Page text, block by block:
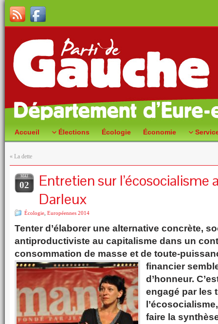
Accueil Élections Écologie Économie
« La dette
MAI
02
Entretien sur l’écosocialisme
Darleux
Écologie Européennes 2014
Tenter d’élaborer une alternative concrète,
antiproductiviste au capitalisme dans un
consommation de masse et de toute-puissa
financier
d’honneur.
engagé par les
faire la